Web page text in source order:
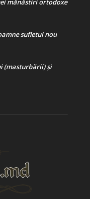
mănăstiri ortodoxe
sufletul nou
(masturbării) şi